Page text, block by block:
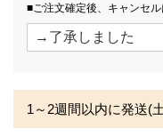
■ご注文確定後、キャンセ
1～2週間以内に発送(